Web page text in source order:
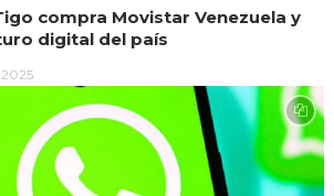
Tigo compra Movistar Venezuela y
digital del país
2025